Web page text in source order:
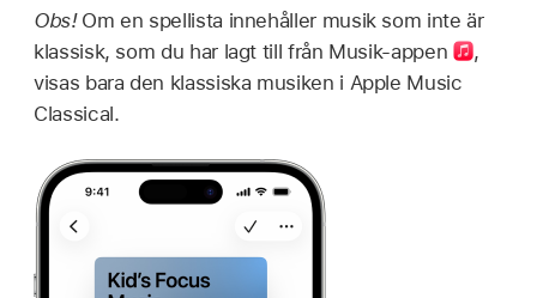
Obs!Om en spellista innehåller musik som inte är
klassisk, som du har lagt till från Musik-appen
,
visas bara den klassiska musiken i Apple Music
Classical.